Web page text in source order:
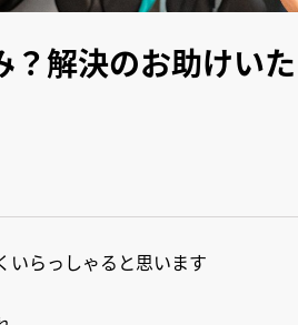
？解決のお助けい
いらっしゃると思います